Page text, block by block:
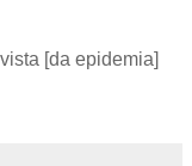
[da epidemia]